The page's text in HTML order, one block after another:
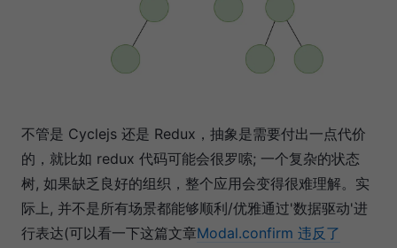
不管是 Cyclejs 还是 Redux，抽象是需要付出一点代价
的，就比如 redux 代码可能会很罗嗦; 一个复杂的状态
树, 如果缺乏良好的组织，整个应用会变得很难理解。实
际上, 并不是所有场景都能够顺利/优雅通过'数据驱动'进
行表达(可以看一下这篇文章Modal.confirm 违反了